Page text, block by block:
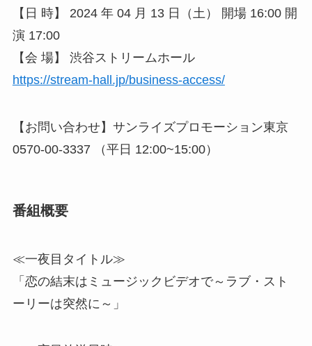
【日 時】 2024 年 04 月 13 日（土） 開場 16:00 開
演 17:00
【会 場】 渋谷ストリームホール
https://stream-hall.jp/business-access/
【お問い合わせ】サンライズプロモーション東京
0570-00-3337 （平日 12:00~15:00）
番組概要
≪一夜目タイトル≫
「恋の結末はミュージックビデオで～ラブ・スト
ーリーは突然に～」